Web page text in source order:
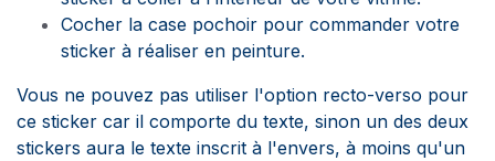
Cocher la case pochoir pour commander votre
sticker à réaliser en peinture.
Vous ne pouvez pas utiliser l'option recto-verso pour
ce sticker car il comporte du texte, sinon un des deux
stickers aura le texte inscrit à l'envers, à moins qu'un